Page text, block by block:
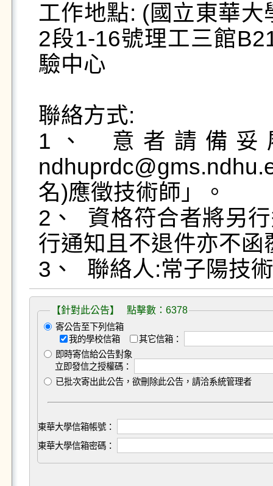
工作地點: (國立東華
2段1-16號理工三館
驗中心
聯絡方式:
1、	意者請備妥履歷表以電子郵件寄至
名)應徵技術師」。
2、	資格符合者將另行通知面試，履歷不符者恕不另
行通知且不退件亦不函
3、	聯絡人:常子陽
【針對此公告】 點擊數：6378
寄公告至下列信箱
我的學校信箱
其它信箱：
即時寄信給公告對象
立即發信之授權碼：
已批次寄出此公告，欲刪除此公告，請洽系統管理者
東華大學信箱帳號：
東華大學信箱密碼：